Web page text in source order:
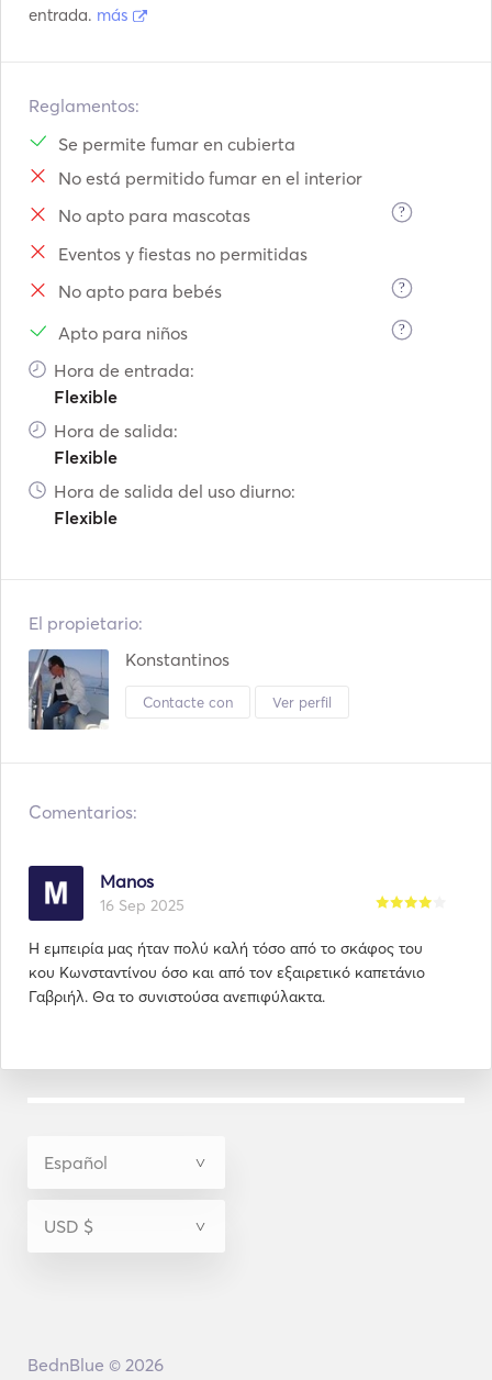
entrada. más
Reglamentos:
Se permite fumar en cubierta
No está permitido fumar en el interior
No apto para mascotas
?
Eventos y fiestas no permitidas
No apto para bebés
?
Apto para niños ?
Hora de entrada:
Flexible
Hora de salida:
Flexible
Hora de salida del uso diurno:
Flexible
El propietario:
Konstantinos
Contacte con Ver perfil
Comentarios:
Manos
16 Sep 2025
Η εμπειρία μας ήταν πολύ καλή τόσο από το σκάφος του
κου Κωνσταντίνου όσο και από τον εξαιρετικό καπετάνιο
Γαβριήλ. Θα το συνιστούσα ανεπιφύλακτα.
BednBlue © 2026